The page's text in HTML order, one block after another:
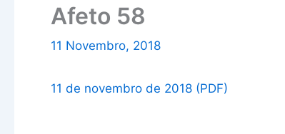
Afeto 58
11 Novembro, 2018
11 de novembro de 2018 (PDF)